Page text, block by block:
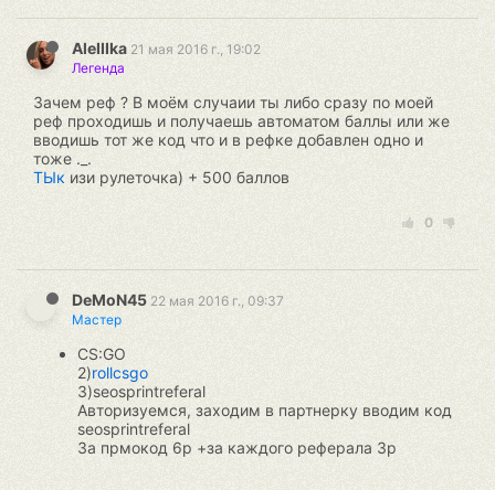
AleIIIka 21 мая 2016 г., 19:02
Легенда
Зачем реф ? В моём случаии ты либо сразу по моей
реф проходишь и получаешь автоматом баллы или же
вводишь тот же код что и в рефке добавлен одно и
тоже ._.
ТЫк изи рулеточка) + 500 баллов
0
DeMoN45 22 мая 2016 г., 09:37
Мастер
CS:GO
2)rollcsgo
3)seosprintreferal
Авторизуемся, заходим в партнерку вводим код
seosprintreferal
За прмокод 6р +за каждого реферала 3р